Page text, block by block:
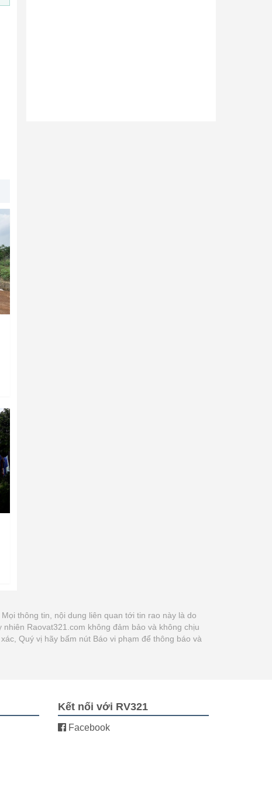
. Mọi thông tin, nội dung liên quan tới tin rao này là do
Raovat321.com không đảm bảo và không chịu
Quý vị hãy bấm nút Báo vi phạm để thông báo và
Kết nối với RV321
Facebook